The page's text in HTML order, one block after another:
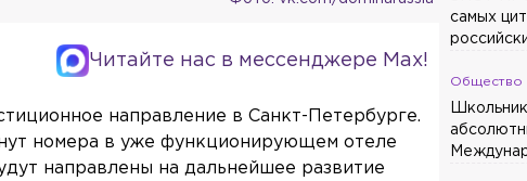
Читайте нас в мессенджере Max!
направление в Санкт-Петербурге.
номера в уже функционирующем отеле
направлены на дальнейшее развитие
самых
Общество